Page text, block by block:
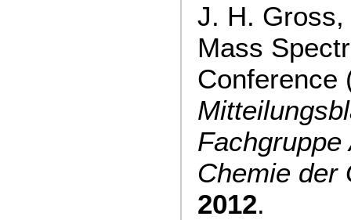
J. H.
Mass
Conference
Chemie der
2012.